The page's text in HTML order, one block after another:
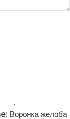
Воронка желоба